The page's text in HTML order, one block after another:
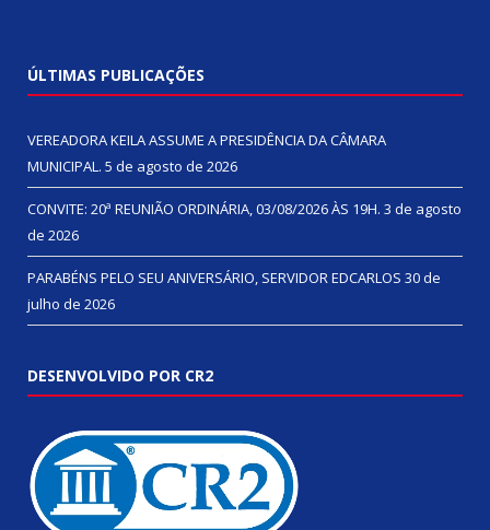
ÚLTIMAS PUBLICAÇÕES
VEREADORA KEILA ASSUME A PRESIDÊNCIA DA CÂMARA
MUNICIPAL. 5 de agosto de 2026
CONVITE: 20ª REUNIÃO ORDINÁRIA, 03/08/2026 ÀS 19H. 3 de agosto
de 2026
PARABÉNS PELO SEU ANIVERSÁRIO, SERVIDOR EDCARLOS 30 de
julho de 2026
DESENVOLVIDO POR CR2